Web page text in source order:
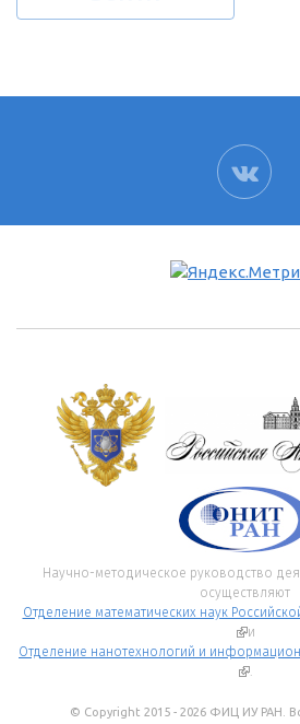
ВК
Научно-методическое руководство
осуществляют
Отделение математических наук
(внешняя
и
Отделение нанотехнологий и
(внешняя
.
© Copyright 2015 - 2026 ФИЦ ИУ РАН.